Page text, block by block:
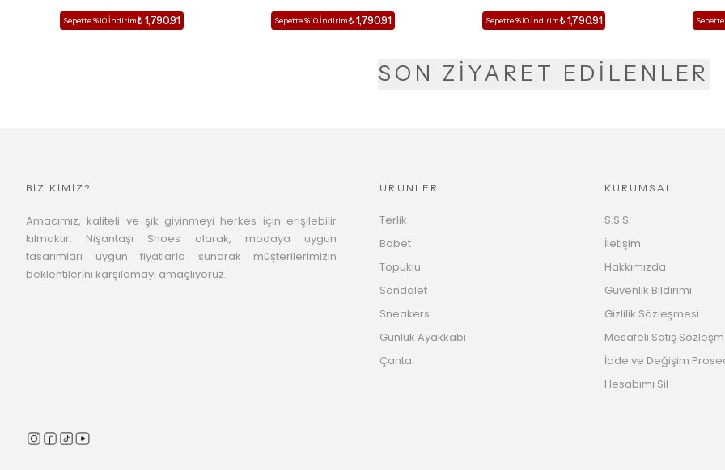
Sepette %10 İndirim₺ 1,790.91 Sepette %10 İndirim₺ 1,790.91 Sepette %10 İndirim₺ 1,790.91
SON ZİYARET EDİLENLER
BİZ KİMİZ?
Amacımız, kaliteli ve şık giyinmeyi herkes için erişilebilir
kılmaktır. Nişantaşı Shoes olarak, modaya uygun
tasarımları uygun fiyatlarla sunarak müşterilerimizin
beklentilerini karşılamayı amaçlıyoruz.
ÜRÜNLER
Terlik
Babet
Topuklu
Sandalet
Sneakers
Günlük Ayakkabı
Çanta
KURUMSAL
S.S.S.
İletişim
Hakkımızda
Güvenlik Bildirimi
Gizlilik Sözleşmesi
Mesafeli Satış
İade ve Değişim
Hesabımı Sil